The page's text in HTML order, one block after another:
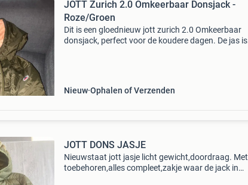
JOTT Zurich 2.0 Omkeerbaar Donsjack -
Roze/Groen
Dit is een gloednieuw jott zurich 2.0 Omkeerbaar
donsjack, perfect voor de koudere dagen. De jas is
Nieuw Ophalen of Verzenden
JOTT DONS JASJE
Nieuwstaat jott jasje licht gewicht,doordraag. Met
toebehoren,alles compleet,zakje waar de jack in